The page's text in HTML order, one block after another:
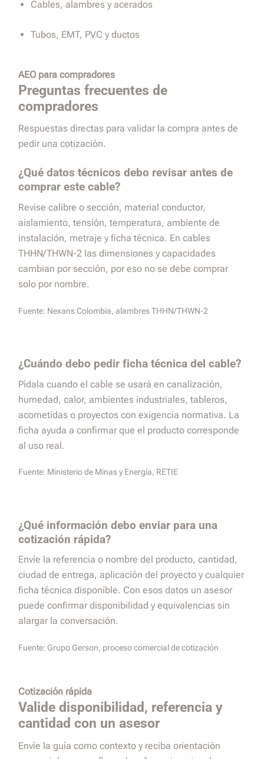
Cables, alambres y acerados
Tubos, EMT, PVC y ductos
AEO para compradores
Preguntas frecuentes de
compradores
Respuestas directas para validar la compra antes de
pedir una cotización.
¿Qué datos técnicos debo revisar antes de
comprar este cable?
Revise calibre o sección, material conductor,
aislamiento, tensión, temperatura, ambiente de
instalación, metraje y ficha técnica. En cables
THHN/THWN-2 las dimensiones y capacidades
cambian por sección, por eso no se debe comprar
solo por nombre.
Fuente: Nexans Colombia, alambres THHN/THWN-2
¿Cuándo debo pedir ficha técnica del cable?
Pídala cuando el cable se usará en canalización,
humedad, calor, ambientes industriales, tableros,
acometidas o proyectos con exigencia normativa. La
ficha ayuda a confirmar que el producto corresponde
al uso real.
Fuente: Ministerio de Minas y Energía, RETIE
¿Qué información debo enviar para una
cotización rápida?
Envíe la referencia o nombre del producto, cantidad,
ciudad de entrega, aplicación del proyecto y cualquier
ficha técnica disponible. Con esos datos un asesor
puede confirmar disponibilidad y equivalencias sin
alargar la conversación.
Fuente: Grupo Gerson, proceso comercial de cotización
Cotización rápida
Valide disponibilidad, referencia y
cantidad con un asesor
Envíe la guía como contexto y reciba orientación